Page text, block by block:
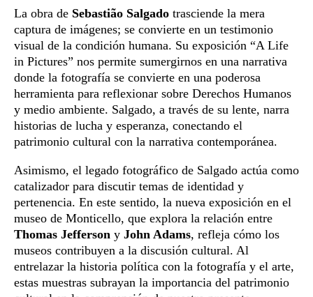
La obra de Sebastião Salgado trasciende la mera
captura de imágenes; se convierte en un testimonio
visual de la condición humana. Su exposición “A Life
in Pictures” nos permite sumergirnos en una narrativa
donde la fotografía se convierte en una poderosa
herramienta para reflexionar sobre Derechos Humanos
y medio ambiente. Salgado, a través de su lente, narra
historias de lucha y esperanza, conectando el
patrimonio cultural con la narrativa contemporánea.
Asimismo, el legado fotográfico de Salgado actúa como
catalizador para discutir temas de identidad y
pertenencia. En este sentido, la nueva exposición en el
museo de Monticello, que explora la relación entre
Thomas Jefferson y John Adams, refleja cómo los
museos contribuyen a la discusión cultural. Al
entrelazar la historia política con la fotografía y el arte,
estas muestras subrayan la importancia del patrimonio